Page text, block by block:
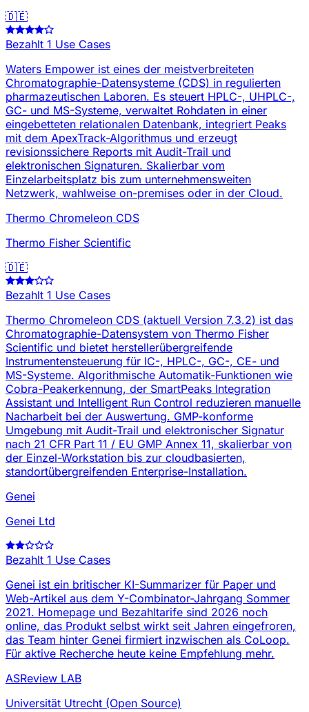
🇩🇪
Bezahlt 1 Use Cases
Waters Empower ist eines der meistverbreiteten
Chromatographie-Datensysteme (CDS) in regulierten
pharmazeutischen Laboren. Es steuert HPLC-, UHPLC-,
GC- und MS-Systeme, verwaltet Rohdaten in einer
eingebetteten relationalen Datenbank, integriert Peaks
mit dem ApexTrack-Algorithmus und erzeugt
revisionssichere Reports mit Audit-Trail und
elektronischen Signaturen. Skalierbar vom
Einzelarbeitsplatz bis zum unternehmensweiten
Netzwerk, wahlweise on-premises oder in der Cloud.
Thermo Chromeleon CDS
Thermo Fisher Scientific
🇩🇪
Bezahlt 1 Use Cases
Thermo Chromeleon CDS (aktuell Version 7.3.2) ist das
Chromatographie-Datensystem von Thermo Fisher
Scientific und bietet herstellerübergreifende
Instrumentensteuerung für IC-, HPLC-, GC-, CE- und
MS-Systeme. Algorithmische Automatik-Funktionen wie
Cobra-Peakerkennung, der SmartPeaks Integration
Assistant und Intelligent Run Control reduzieren manuelle
Nacharbeit bei der Auswertung. GMP-konforme
Umgebung mit Audit-Trail und elektronischer Signatur
nach 21 CFR Part 11 / EU GMP Annex 11, skalierbar von
der Einzel-Workstation bis zur cloudbasierten,
standortübergreifenden Enterprise-Installation.
Genei
Genei Ltd
Bezahlt 1 Use Cases
Genei ist ein britischer KI-Summarizer für Paper und
Web-Artikel aus dem Y-Combinator-Jahrgang Sommer
2021. Homepage und Bezahltarife sind 2026 noch
online, das Produkt selbst wirkt seit Jahren eingefroren,
das Team hinter Genei firmiert inzwischen als CoLoop.
Für aktive Recherche heute keine Empfehlung mehr.
ASReview LAB
Universität Utrecht (Open Source)